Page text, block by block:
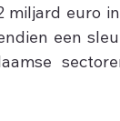
miljard euro
een